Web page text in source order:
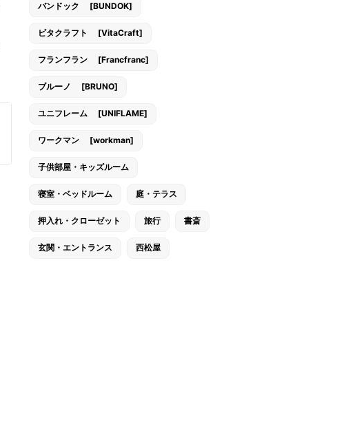
バンドック [BUNDOK]
ビタクラフト [VitaCraft]
フランフラン [Francfranc]
ブルーノ [BRUNO]
ユニフレーム [UNIFLAME]
ワークマン [workman]
子供部屋・キッズルーム
寝室・ベッドルーム 庭・テラス
押入れ・クローゼット 旅行 書斎
玄関・エントランス 西松屋